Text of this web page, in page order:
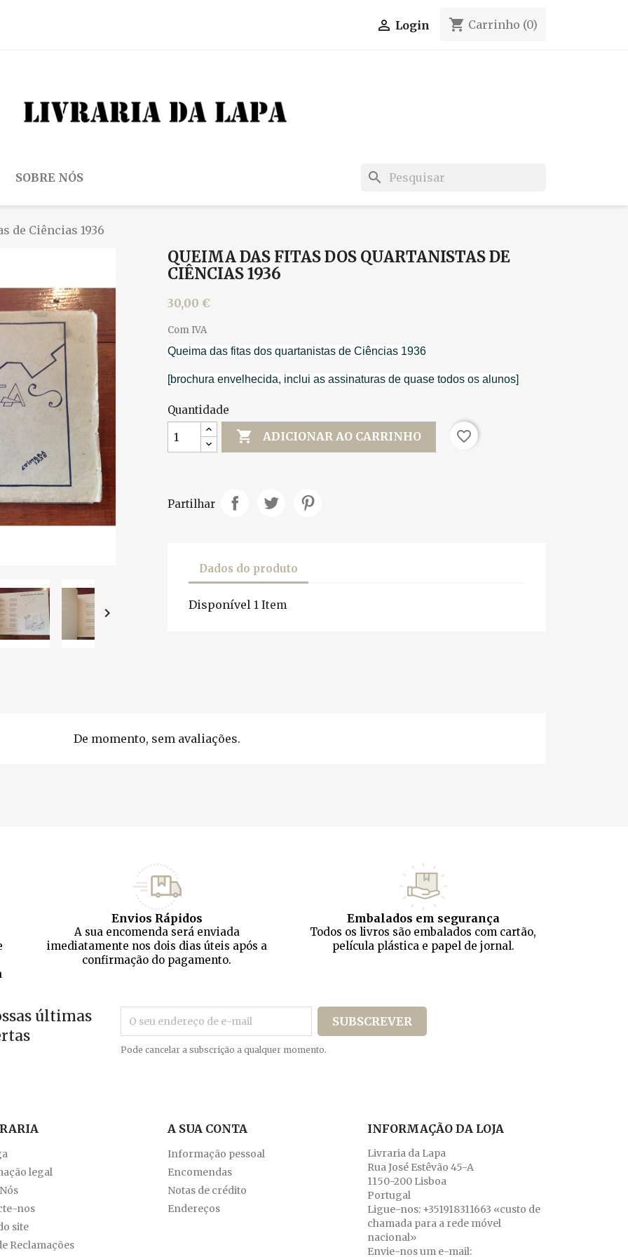
 Login shopping_cart Carrinho (0)
SOBRE NÓS search
de Ciências 1936

QUEIMA DAS FITAS DOS QUARTANISTAS DE
CIÊNCIAS 1936
30,00 €
Com IVA
Queima das fitas dos quartanistas de Ciências 1936
[brochura envelhecida, inclui as assinaturas de quase todos os alunos]
Quantidade
 ADICIONAR AO CARRINHO favorite_border
Partilhar
Dados do produto
Disponível 1 Item
De momento, sem avaliações.
Envios Rápidos
A sua encomenda será enviada
imediatamente nos dois dias úteis após a
confirmação do pagamento.
Embalados em segurança
Todos os livros são embalados com cartão,
película plástica e papel de jornal.
últimas
Pode cancelar a subscrição a qualquer momento.
legal
nos
site
Reclamações
A SUA CONTA
Informação pessoal
Encomendas
Notas de crédito
Endereços
INFORMAÇÃO DA LOJA
Livraria da Lapa
Rua José Estêvão 45-A
1150-200 Lisboa
Portugal
Ligue-nos: +351918311663 «custo de
chamada para a rede móvel
nacional»
Envie-nos um e-mail: